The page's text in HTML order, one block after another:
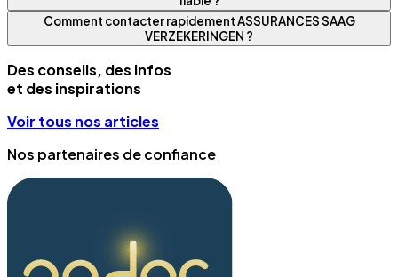
Comment contacter rapidement ASSURANCES SAAG
VERZEKERINGEN ?
Des conseils, des infos
et des inspirations
Voir tous nos articles
Nos partenaires de confiance